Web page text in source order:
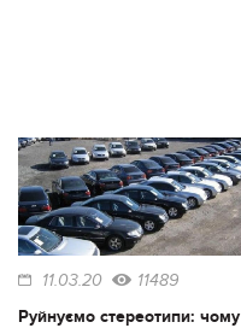
11.03.20 11489
Руйнуємо стереотипи: чому